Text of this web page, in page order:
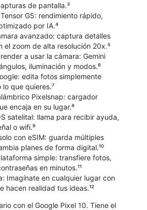
de pantalla.³
G5: rendimiento rápido,
por IA.⁴
avanzado: captura detalles
el zoom de alta resolución 20x.⁵
a usar la cámara: Gemini
iluminación y modos.⁶
edita fotos simplemente
que quieres.⁷
Pixelsnap: cargador
encaja en su lugar.⁸
satelital: llama para recibir ayuda,
o wifi.⁹
con eSIM: guarda múltiples
planes de forma digital.¹⁰
simple: transfiere fotos,
en minutos.¹¹
Imagínate en cualquier lugar con
hacen realidad tus ideas.¹²
con el Google Pixel 10. Tiene el